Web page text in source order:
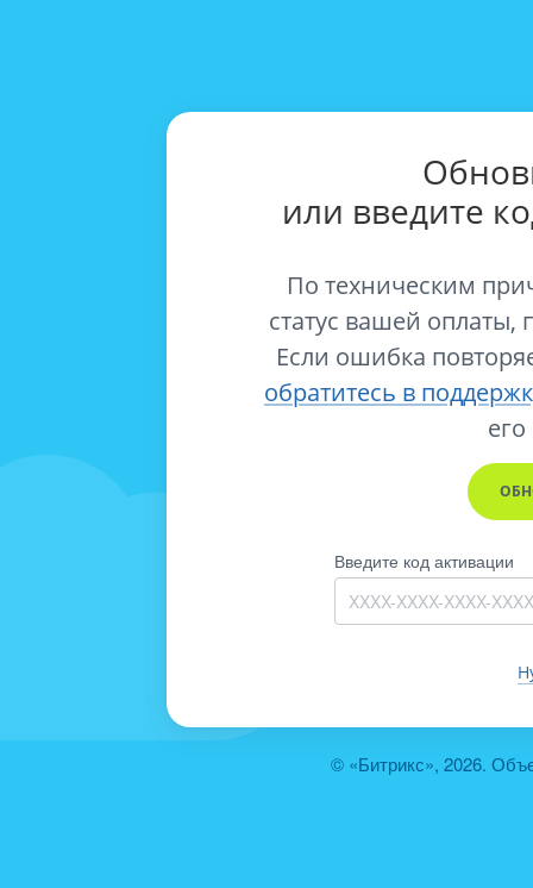
© «Битрикс», 2026.
или введите
По техническим
статус вашей оплаты,
Если ошибка
обратитесь в
его
Введите код активации